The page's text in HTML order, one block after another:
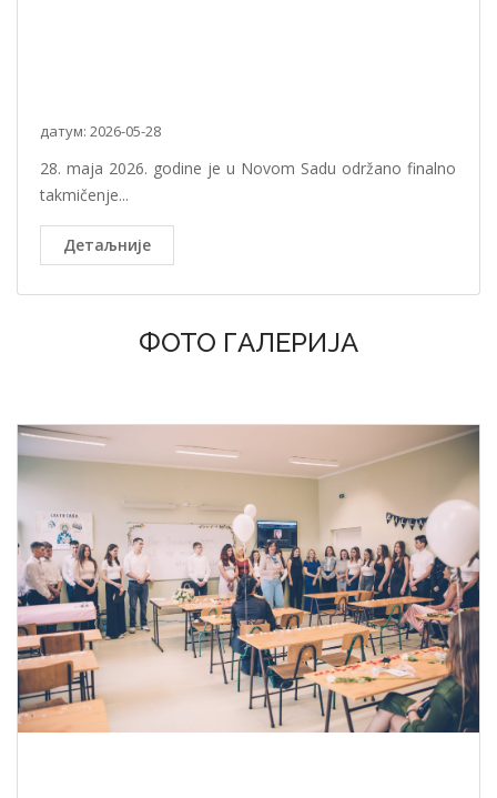
датум: 2026-05-28
28. maja 2026. godine je u Novom Sadu održano finalno
takmičenje...
Детаљније
ФОТО ГАЛЕРИЈА